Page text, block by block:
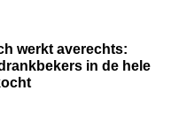
werkt averechts:
in de hele